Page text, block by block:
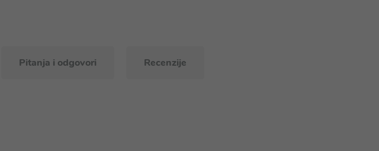
Pitanja i odgovori Recenzije